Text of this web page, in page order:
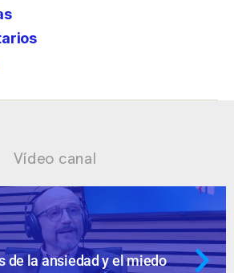
Vídeo canal
supuestos cuestionables